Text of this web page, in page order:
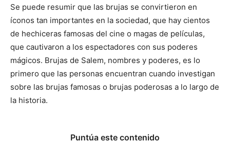
Se puede resumir que las brujas se convirtieron en
íconos tan importantes en la sociedad, que hay cientos
de hechiceras famosas del cine o magas de películas,
que cautivaron a los espectadores con sus poderes
mágicos. Brujas de Salem, nombres y poderes, es lo
primero que las personas encuentran cuando investigan
sobre las brujas famosas o brujas poderosas a lo largo de
la historia.
Puntúa este contenido